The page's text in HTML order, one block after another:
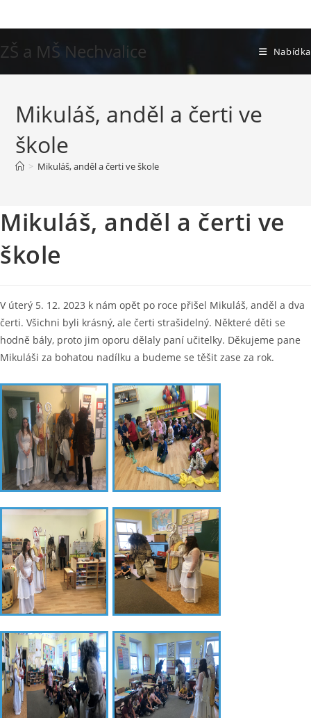
k
obsahu
ZŠ a MŠ Nechvalice Nabídka
Mikuláš, anděl a čerti ve
škole
> Mikuláš, anděl a čerti ve škole
Mikuláš, anděl a čerti ve
škole
V úterý 5. 12. 2023 k nám opět po roce přišel Mikuláš, anděl a dva
čerti. Všichni byli krásný, ale čerti strašidelný. Některé děti se
hodně bály, proto jim oporu dělaly paní učitelky. Děkujeme pane
Mikuláši za bohatou nadílku a budeme se těšit zase za rok.